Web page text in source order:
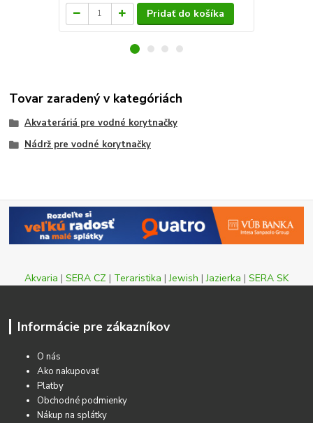
Pridať do košíka
Tovar zaradený v kategóriách
Akvateráriá pre vodné korytnačky
Nádrž pre vodné korytnačky
Akvaria | SERA CZ | Teraristika |Jewish |Jazierka | SERA SK
Informácie pre zákazníkov
O nás
Ako nakupovať
Platby
Obchodné podmienky
Nákup na splátky